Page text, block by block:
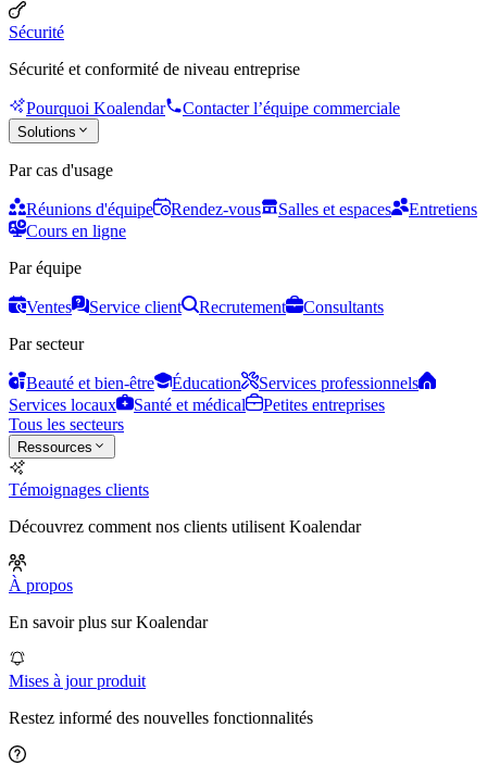
Sécurité
Sécurité et conformité de niveau entreprise
Pourquoi Koalendar Contacter l’équipe commerciale
Solutions
Par cas d'usage
Réunions d'équipe Rendez-vous Salles et espaces
Entretiens
Cours en ligne
Par équipe
Ventes Service client Recrutement
Consultants
Par secteur
Beauté et bien-être Éducation
Services professionnels
Services locaux
Santé et médical
Petites entreprises
Tous les secteurs
Ressources
Témoignages clients
Découvrez comment nos clients utilisent Koalendar
À propos
En savoir plus sur Koalendar
Mises à jour produit
Restez informé des nouvelles fonctionnalités